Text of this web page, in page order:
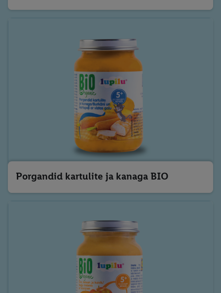
Porgandid kartulite ja kanaga BIO